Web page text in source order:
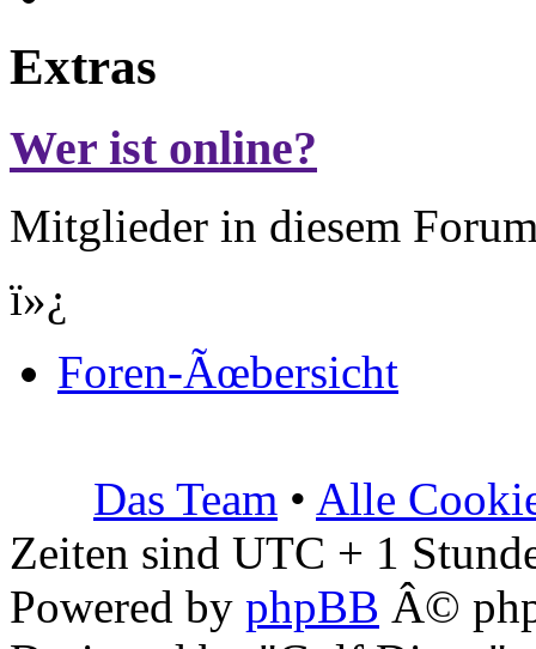
Extras
Wer ist online?
Mitglieder in diesem
ï»¿
Foren-Ãœbersicht
Das Team • Alle
Zeiten sind UTC + 1
Powered by phpBB Â©